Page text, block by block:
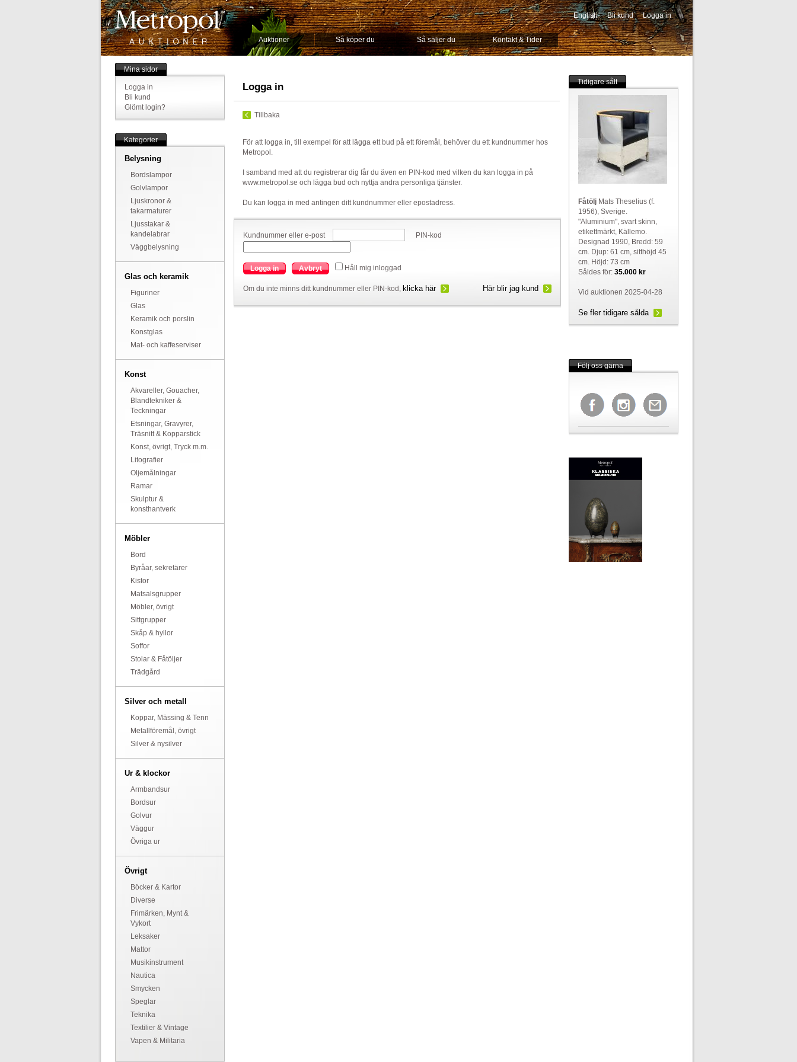
Auktioner Så köper du Så säljer du Kontakt & Tider
English Bli kund Logga in
-->
Mina sidor
Logga in
Bli kund
Glömt login?
Kategorier
Belysning
Bordslampor
Golvlampor
Ljuskronor &
takarmaturer
Ljusstakar &
kandelabrar
Väggbelysning
Glas och keramik
Figuriner
Glas
Keramik och porslin
Konstglas
Mat- och kaffeserviser
Konst
Akvareller, Gouacher,
Blandtekniker &
Teckningar
Etsningar, Gravyrer,
Träsnitt & Kopparstick
Konst, övrigt, Tryck m.m.
Litografier
Oljemålningar
Ramar
Skulptur &
konsthantverk
Möbler
Bord
Byråar, sekretärer
Kistor
Matsalsgrupper
Möbler, övrigt
Sittgrupper
Skåp & hyllor
Soffor
Stolar & Fåtöljer
Trädgård
Silver och metall
Koppar, Mässing & Tenn
Metallföremål, övrigt
Silver & nysilver
Ur & klockor
Armbandsur
Bordsur
Golvur
Väggur
Övriga ur
Övrigt
Böcker & Kartor
Diverse
Frimärken, Mynt &
Vykort
Leksaker
Mattor
Musikinstrument
Nautica
Smycken
Speglar
Teknika
Textilier & Vintage
Vapen & Militaria
Logga in
Tillbaka
För att logga in, till exempel för att lägga ett bud på ett föremål, behöver du ett kundnummer hos
Metropol.
I samband med att du registrerar dig får du även en PIN-kod med vilken du kan logga in på
www.metropol.se och lägga bud och nyttja andra personliga tjänster.
Du kan logga in med antingen ditt kundnummer eller epostadress.
Kundnummer eller e-post PIN-kod
Logga in Avbryt Håll mig inloggad
Om du inte minns ditt kundnummer eller PIN-kod, klicka här Här blir jag kund
Tidigare sålt
FåtöljMats Theselius (f.
1956), Sverige.
"Aluminium", svart skinn,
etikettmärkt, Källemo.
Designad 1990, Bredd: 59
cm. Djup: 61 cm, sitthöjd 45
cm. Höjd: 73 cm
Såldes för: 35.000 kr
Vid auktionen 2025-04-28
Se fler tidigare sålda
Följ oss gärna